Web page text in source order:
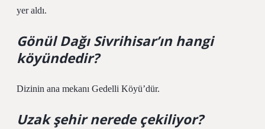
yer aldı.
Gönül Dağı Sivrihisar’ın hangi
köyündedir?
Dizinin ana mekanı Gedelli Köyü’dür.
Uzak şehir nerede çekiliyor?